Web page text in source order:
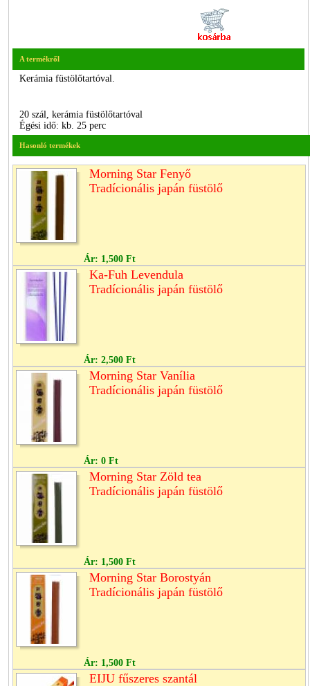
A termékről
Kerámia füstölőtartóval.
20 szál, kerámia füstölőtartóval
Égési idő: kb. 25 perc
Hasonló termékek
Morning Star Fenyő
Tradícionális japán füstölő
Ár: 1,500 Ft
Ka-Fuh Levendula
Tradícionális japán füstölő
Ár: 2,500 Ft
Morning Star Vanília
Tradícionális japán füstölő
Ár: 0 Ft
Morning Star Zöld tea
Tradícionális japán füstölő
Ár: 1,500 Ft
Morning Star Borostyán
Tradícionális japán füstölő
Ár: 1,500 Ft
EIJU fűszeres szantál